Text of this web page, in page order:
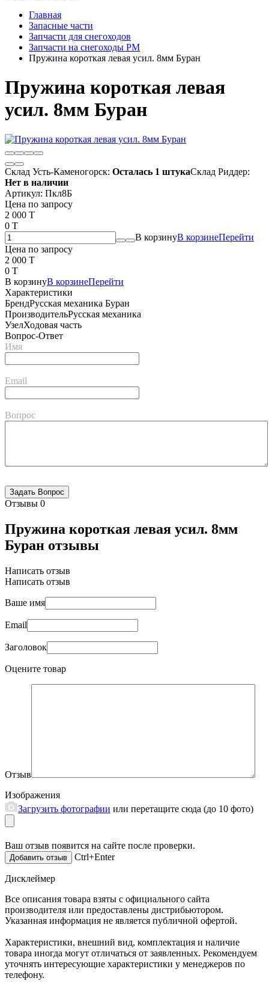
Главная
Запасные части
Запчасти для снегоходов
Запчасти на снегоходы РМ
Пружина короткая левая усил. 8мм Буран
Пружина короткая левая
усил. 8мм Буран
Склад Усть-Каменогорск: Осталась 1 штукаСклад Риддер:
Нет в наличии
Артикул: Пкл8Б
Цена по запросу
2 000 T
0 T
В корзинуВ корзинеПерейти
Цена по запросу
2 000 T
0 T
В корзинуВ корзинеПерейти
Характеристики
БрендРусская механика Буран
ПроизводительРусская механика
УзелХодовая часть
Вопрос-Ответ
Имя
Email
Вопрос
Отзывы 0
Пружина короткая левая усил. 8мм
Буран отзывы
Написать отзыв
Написать отзыв
Ваше имя
Email
Заголовок
Оцените товар
Отзыв
Изображения
Загрузить фотографии или перетащите сюда (до 10 фото)
Ваш отзыв появится на сайте после проверки.
Ctrl+Enter
Дисклеймер
Все описания товара взяты с официального сайта
производителя или предоставлены дистрибьютором.
Указанная информация не является публичной офертой.
Характеристики, внешний вид, комплектация и наличие
товара иногда могут отличаться от заявленных. Рекомендуем
уточнять интересующие характеристики у менеджеров по
телефону.